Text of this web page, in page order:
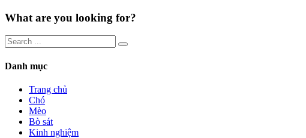
What are you looking for?
Danh mục
Trang chủ
Chó
Mèo
Bò sát
Kinh nghiệm